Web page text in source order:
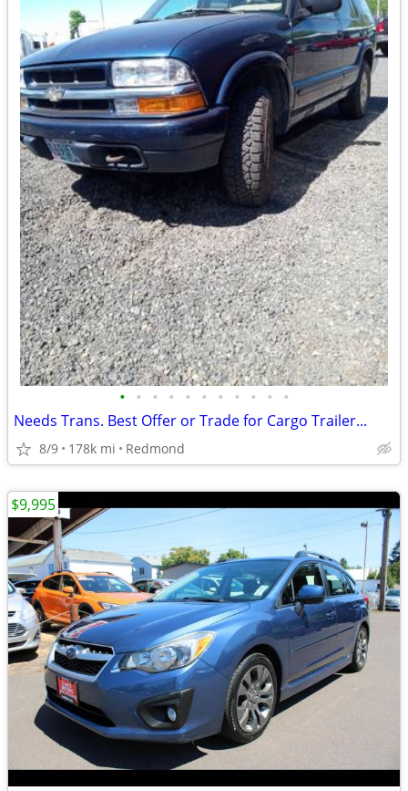
• • • • • • • • • • •
Needs Trans. Best Offer or Trade for Cargo Trailer...
8/9 178k mi Redmond
$9,995